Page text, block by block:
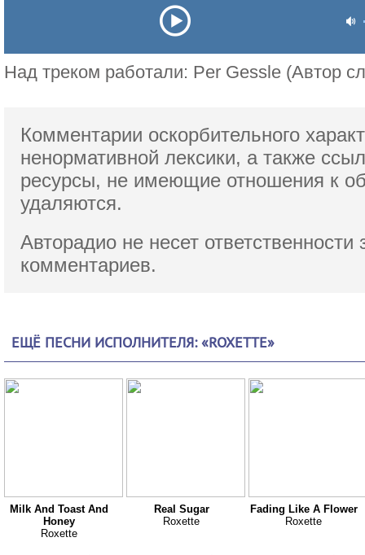
Над треком работали: Per Gessle (Автор
Комментарии оскорбительного
ненормативной лексики, а также
ресурсы, не имеющие отношения к
удаляются.
Авторадио не несет ответственности
комментариев.
ЕЩЁ ПЕСНИ ИСПОЛНИТЕЛЯ: «ROXETTE»
Milk And Toast And
Honey
Roxette
Real Sugar
Roxette
Fading Like A Flower
Roxette